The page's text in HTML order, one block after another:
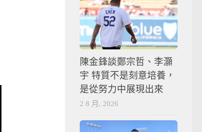
陳金鋒談鄭宗哲、李灝
宇 特質不是刻意培養，
是從努力中展現出來
2 8 月, 2026